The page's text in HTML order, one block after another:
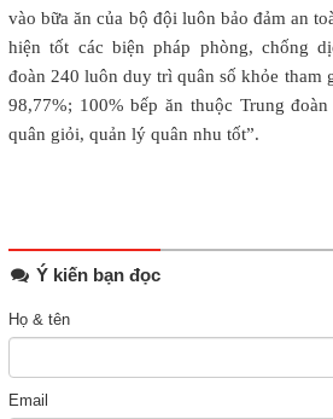
vào bữa ăn của bộ đội luôn bảo đảm an
hiện tốt các biện pháp phòng, chống
đoàn 240 luôn duy trì quân số khỏe tham
98,77%; 100% bếp ăn thuộc Trung
quân giỏi, quản lý quân nhu tốt”.
Ý kiến bạn đọc
Họ & tên
Email